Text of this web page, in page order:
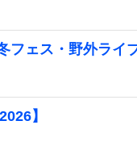
フェス・野外ライ
】